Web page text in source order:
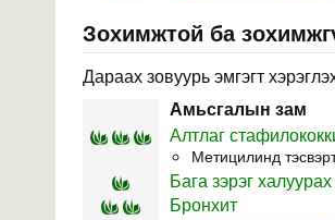
Зохимжтой ба
Дараах зовуурь эмгэгт
Амьсгалын зам
Алтлаг
Метицилинд
Бага зэрэг халуурах
Бронхит